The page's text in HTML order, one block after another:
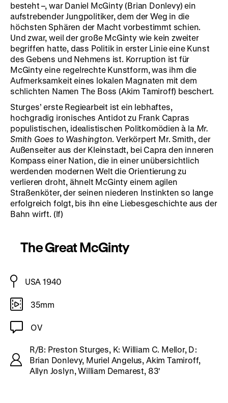
besteht –, war Daniel McGinty (Brian Donlevy) ein
aufstrebender Jungpolitiker, dem der Weg in die
höchsten Sphären der Macht vorbestimmt schien.
Und zwar, weil der große McGinty wie kein zweiter
begriffen hatte, dass Politik in erster Linie eine Kunst
des Gebens und Nehmens ist. Korruption ist für
McGinty eine regelrechte Kunstform, was ihm die
Aufmerksamkeit eines lokalen Magnaten mit dem
schlichten Namen The Boss (Akim Tamiroff) beschert.
Sturges’ erste Regiearbeit ist ein lebhaftes,
hochgradig ironisches Antidot zu Frank Capras
populistischen, idealistischen Politkomödien à la Mr.
Smith Goes to Washington. Verkörpert Mr. Smith, der
Außenseiter aus der Kleinstadt, bei Capra den inneren
Kompass einer Nation, die in einer unübersichtlich
werdenden modernen Welt die Orientierung zu
verlieren droht, ähnelt McGinty einem agilen
Straßenköter, der seinen niederen Instinkten so lange
erfolgreich folgt, bis ihn eine Liebesgeschichte aus der
Bahn wirft. (lf)
The Great McGinty
USA 1940
35mm
OV
R/B: Preston Sturges, K: William C. Mellor, D:
Brian Donlevy, Muriel Angelus, Akim Tamiroff,
Allyn Joslyn, William Demarest, 83'